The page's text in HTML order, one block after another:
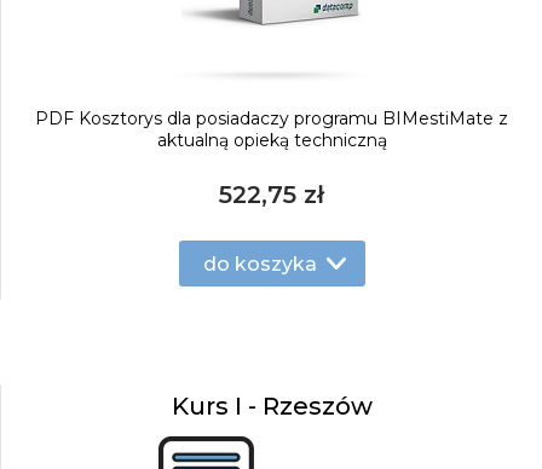
PDF Kosztorys dla posiadaczy programu BIMestiMate z
aktualną opieką techniczną
522,75 zł
do koszyka
Kurs I - Rzeszów